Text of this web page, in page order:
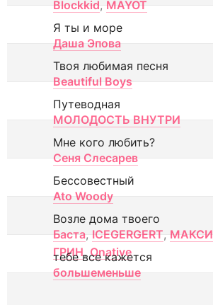
Blockkid, MAYOT
Я ты и море
Даша Эпова
Твоя любимая песня
Beautiful Boys
Путеводная
МОЛОДОСТЬ ВНУТРИ
Мне кого любить?
Сеня Слесарев
Бессовестный
Ato Woody
Возле дома твоего
Баста, ICEGERGERT, МАКСИ
ГРИН, Onative
тебе все кажется
большеменьше